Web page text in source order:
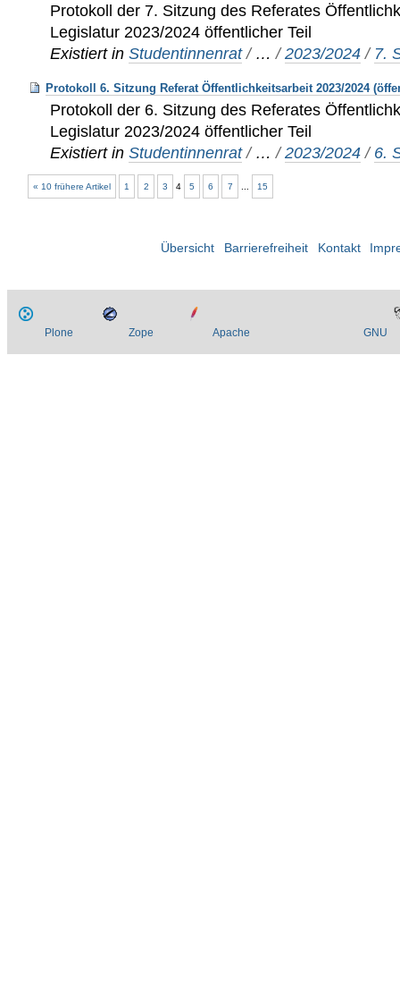
Protokoll der 7. Sitzung des Referates
Legislatur 2023/2024 öffentlicher Teil
Existiert in Studentinnenrat / …/2023/2024 / 7.
Protokoll 6. Sitzung Referat Öffentlichkeitsarbeit 2023/2024
Protokoll der 6. Sitzung des Referates
Legislatur 2023/2024 öffentlicher Teil
Existiert in Studentinnenrat / …/2023/2024 / 6.
« 10 frühere Artikel 1 2 3 4 5 6 7 15
Übersicht Barrierefreiheit Kontakt
Plone Zope Apache GNU